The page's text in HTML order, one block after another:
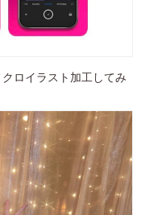
ロイラスト加工してみ